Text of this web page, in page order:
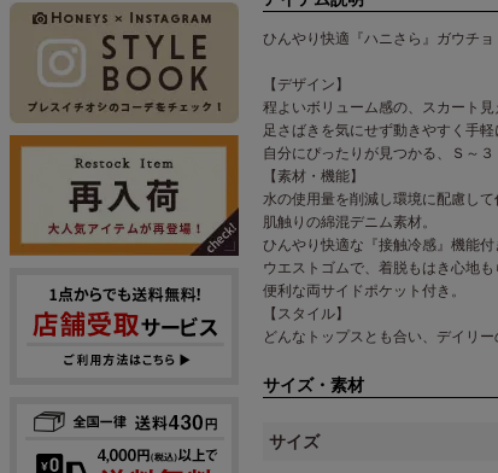
ひんやり快適『ハニさら』ガウチョ
【デザイン】
程よいボリューム感の、スカート見
足さばきを気にせず動きやすく手
自分にぴったりが見つかる、Ｓ～
【素材・機能】
水の使用量を削減し環境に配慮し
肌触りの綿混デニム素材。
ひんやり快適な『接触冷感』機能付
ウエストゴムで、着脱もはき心地も
便利な両サイドポケット付き。
【スタイル】
どんなトップスとも合い、デイリー
サイズ・素材
サイズ